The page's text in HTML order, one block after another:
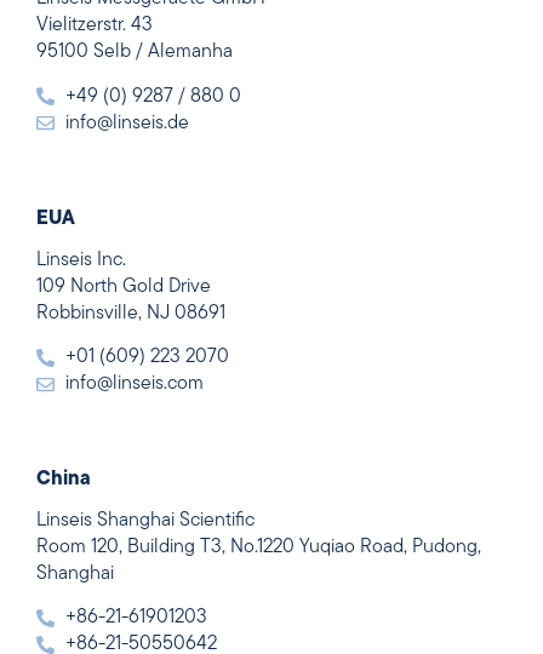
Vielitzerstr. 43
95100 Selb / Alemanha
+49 (0) 9287 / 880 0
info@linseis.de
EUA
Linseis Inc.
109 North Gold Drive
Robbinsville, NJ 08691
+01 (609) 223 2070
info@linseis.com
China
Linseis Shanghai Scientific
Room 120, Building T3, No.1220 Yuqiao Road, Pudong,
Shanghai
+86-21-61901203
+86-21-50550642